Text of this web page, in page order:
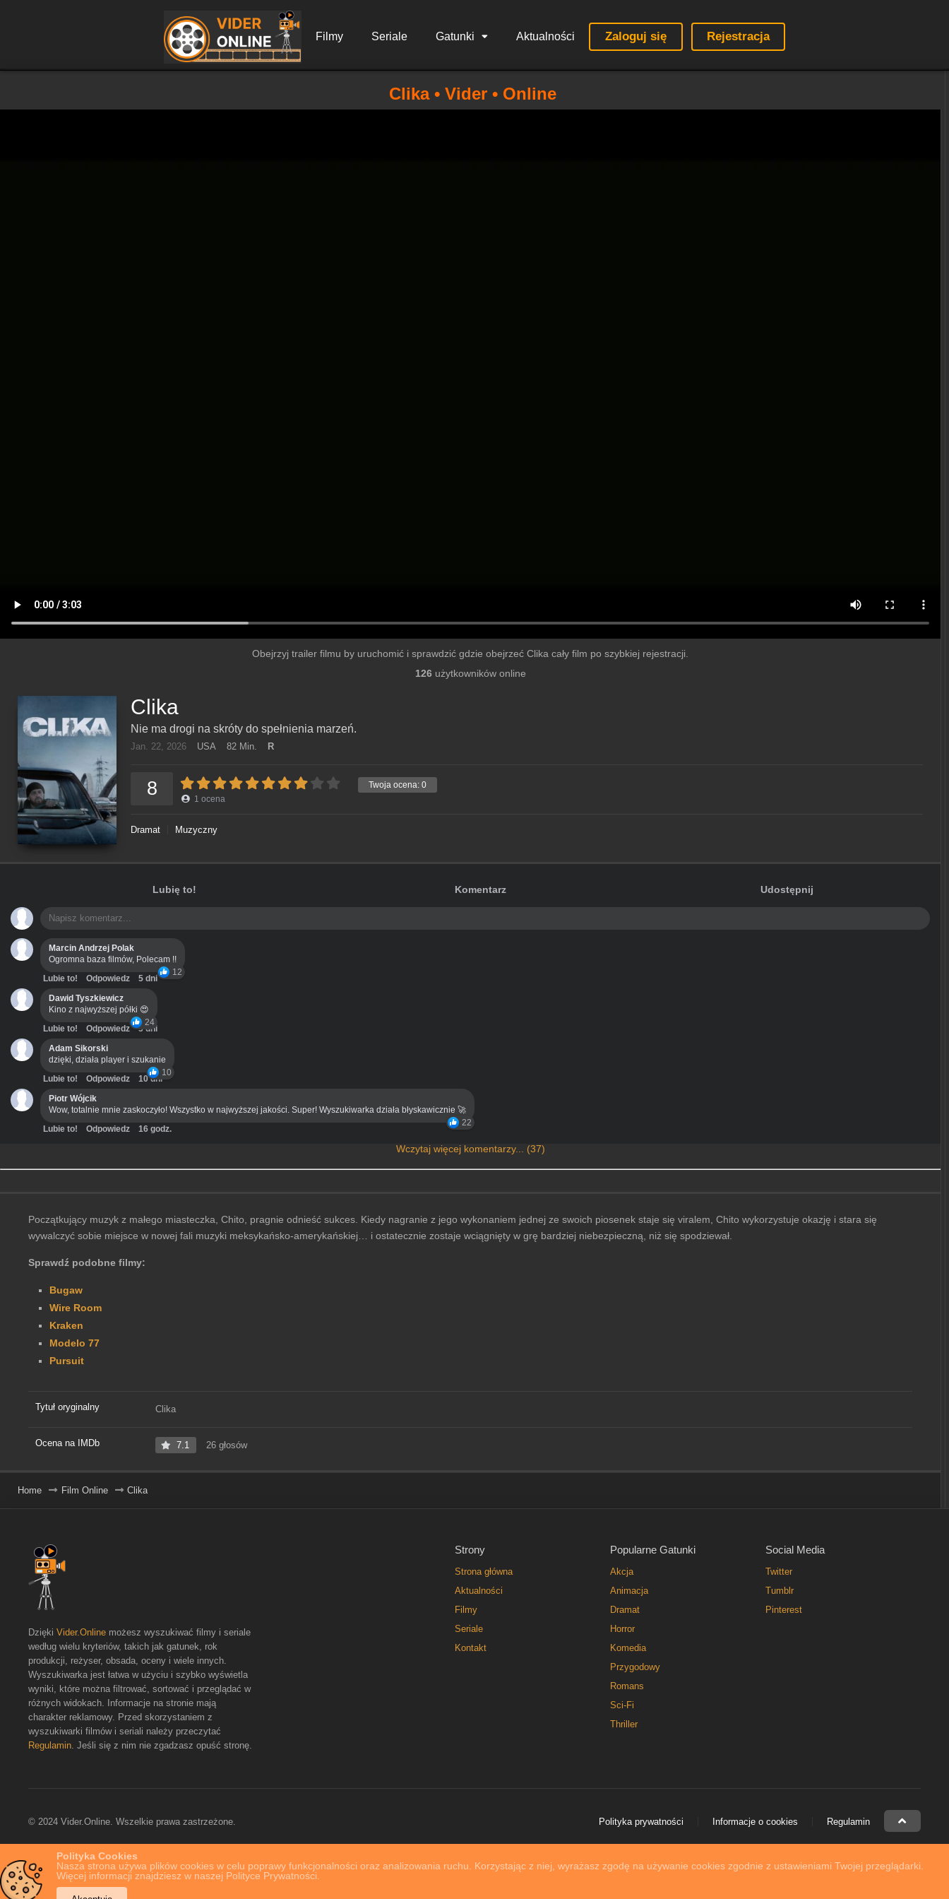
Filmy Seriale Gatunki Aktualności Zaloguj się Rejestracja
Polityka Cookies
Nasza strona używa plików cookies w celu poprawy funkcjonalności oraz analizowania ruchu. Korzystając z niej, wyrażasz zgodę na używanie cookies zgodnie z ustawieniami Twojej przeglądarki.
Więcej informacji znajdziesz w naszej Polityce Prywatności.
Clika • Vider • Online
Obejrzyj trailer filmu by uruchomić i sprawdzić gdzie obejrzeć Clika cały film po szybkiej rejestracji.
126użytkowników online
Clika
Nie ma drogi na skróty do spełnienia marzeń.
Jan. 22, 2026 USA 82 Min. R
Twoja ocena: 0
8 1 ocena
Dramat Muzyczny
Lubię to! Komentarz Udostępnij
Marcin Andrzej Polak
Ogromna baza filmów, Polecam !!
12
Lubie to! Odpowiedz
5 dni
Dawid Tyszkiewicz
Kino z najwyższej półki 😍
24
Lubie to! Odpowiedz
3 dni
Adam Sikorski
dzięki, działa player i szukanie
10
Lubie to! Odpowiedz
10 dni
Piotr Wójcik
Wow, totalnie mnie zaskoczyło! Wszystko w najwyższej jakości. Super! Wyszukiwarka działa błyskawicznie 🚀
22
Lubie to! Odpowiedz 16 godz.
Wczytaj więcej komentarzy... (37)
Początkujący muzyk z małego miasteczka, Chito, pragnie odnieść sukces. Kiedy nagranie z jego wykonaniem jednej ze swoich piosenek staje się viralem, Chito wykorzystuje okazję i stara się
wywalczyć sobie miejsce w nowej fali muzyki meksykańsko-amerykańskiej… i ostatecznie zostaje wciągnięty w grę bardziej niebezpieczną, niż się spodziewał.
Sprawdź podobne filmy:
Bugaw
Wire Room
Kraken
Modelo 77
Pursuit
Tytuł oryginalny Clika
Ocena na IMDb 7.1 26 głosów
Home Film Online Clika
Strony
Strona główna
Aktualności
Filmy
Seriale
Kontakt
Popularne Gatunki
Akcja
Animacja
Dramat
Horror
Komedia
Przygodowy
Romans
Sci-Fi
Thriller
Social Media
Twitter
Tumblr
Pinterest
Dzięki Vider.Online możesz wyszukiwać filmy i seriale
według wielu kryteriów, takich jak gatunek, rok
produkcji, reżyser, obsada, oceny i wiele innych.
Wyszukiwarka jest łatwa w użyciu i szybko wyświetla
wyniki, które można filtrować, sortować i przeglądać w
różnych widokach. Informacje na stronie mają
charakter reklamowy. Przed skorzystaniem z
wyszukiwarki filmów i seriali należy przeczytać
Regulamin. Jeśli się z nim nie zgadzasz opuść stronę.
© 2024 Vider.Online. Wszelkie prawa zastrzeżone. Polityka prywatności Informacje o cookies Regulamin